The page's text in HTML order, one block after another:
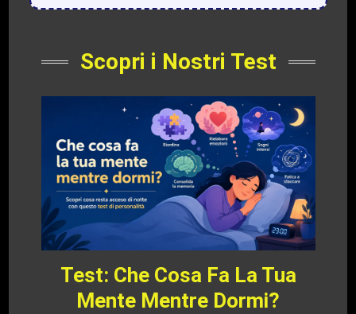
Scopri i Nostri Test
Test: Che Cosa Fa La Tua
Mente Mentre Dormi?